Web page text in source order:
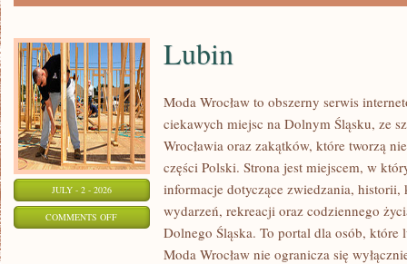
JULY - 2 - 2026
COMMENTS OFFON
Lubin
Moda Wrocław to obszerny serwis
ciekawych miejsc na Dolnym Śląsku, ze
Wrocławia oraz zakątków, które tworzą
części Polski. Strona jest miejscem, w
informacje dotyczące zwiedzania,
wydarzeń, rekreacji oraz codziennego
Dolnego Śląska. To portal dla osób,
Moda Wrocław nie ogranicza się